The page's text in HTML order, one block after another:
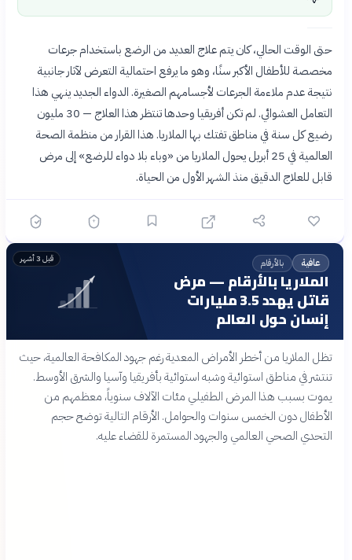
حتى الوقت الحالي، كان يتم علاج العديد من الرضع باستخدام جرعات
مخصصة للأطفال الأكبر سنًا، وهو ما يرفع احتمالية التعرض لآثار جانبية
نتيجة عدم ملاءمة الجرعات لأجسامهم الصغيرة. الدواء الجديد ينهي هذا
التعامل العشوائي. لم تكن أفريقيا وحدها تنتظر هذا العلاج — 30 مليون
رضيع كل سنة في مناطق تفتك بها الملاريا. هذا القرار من منظمة الصحة
العالمية في 25 أبريل يحول الملاريا من «وباء بلا دواء للرضع» إلى مرض
قابل للعلاج الدقيق منذ الشهر الأول من الحياة.
عافية بالأرقام
الملاريا بالأرقام — مرض
قاتل يهدد 3.5 مليارات
إنسان حول العالم
قبل 3 أشهر
تظل الملاريا من أخطر الأمراض المعدية رغم جهود المكافحة العالمية، حيث
تنتشر في مناطق استوائية وشبه استوائية بأفريقيا وآسيا والشرق الأوسط.
يموت بسبب هذا المرض الطفيلي مئات الآلاف سنوياً، معظمهم من
الأطفال دون الخمس سنوات والحوامل. الأرقام التالية توضح حجم
التحدي الصحي العالمي والجهود المستمرة للقضاء عليه.